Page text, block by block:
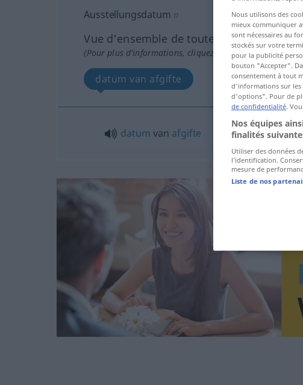
Ausstellungsdatum n
Vue d'ensemble de toutes les traductions
(Pour plus d'informations, cliquez sur/touchez la
datum van afgifte
datum van afgifte
Nous utilisons des
mieux communiquer
sont nécessaires au
stockés sur votre
pour la publicité
bouton "Accepter".
consentement à tout
d'informations sur les
d'options". Pour de
de confidentialité.
Nos équipes
finalités
Utiliser des données
l’identification.
mesure de
Liste de nos